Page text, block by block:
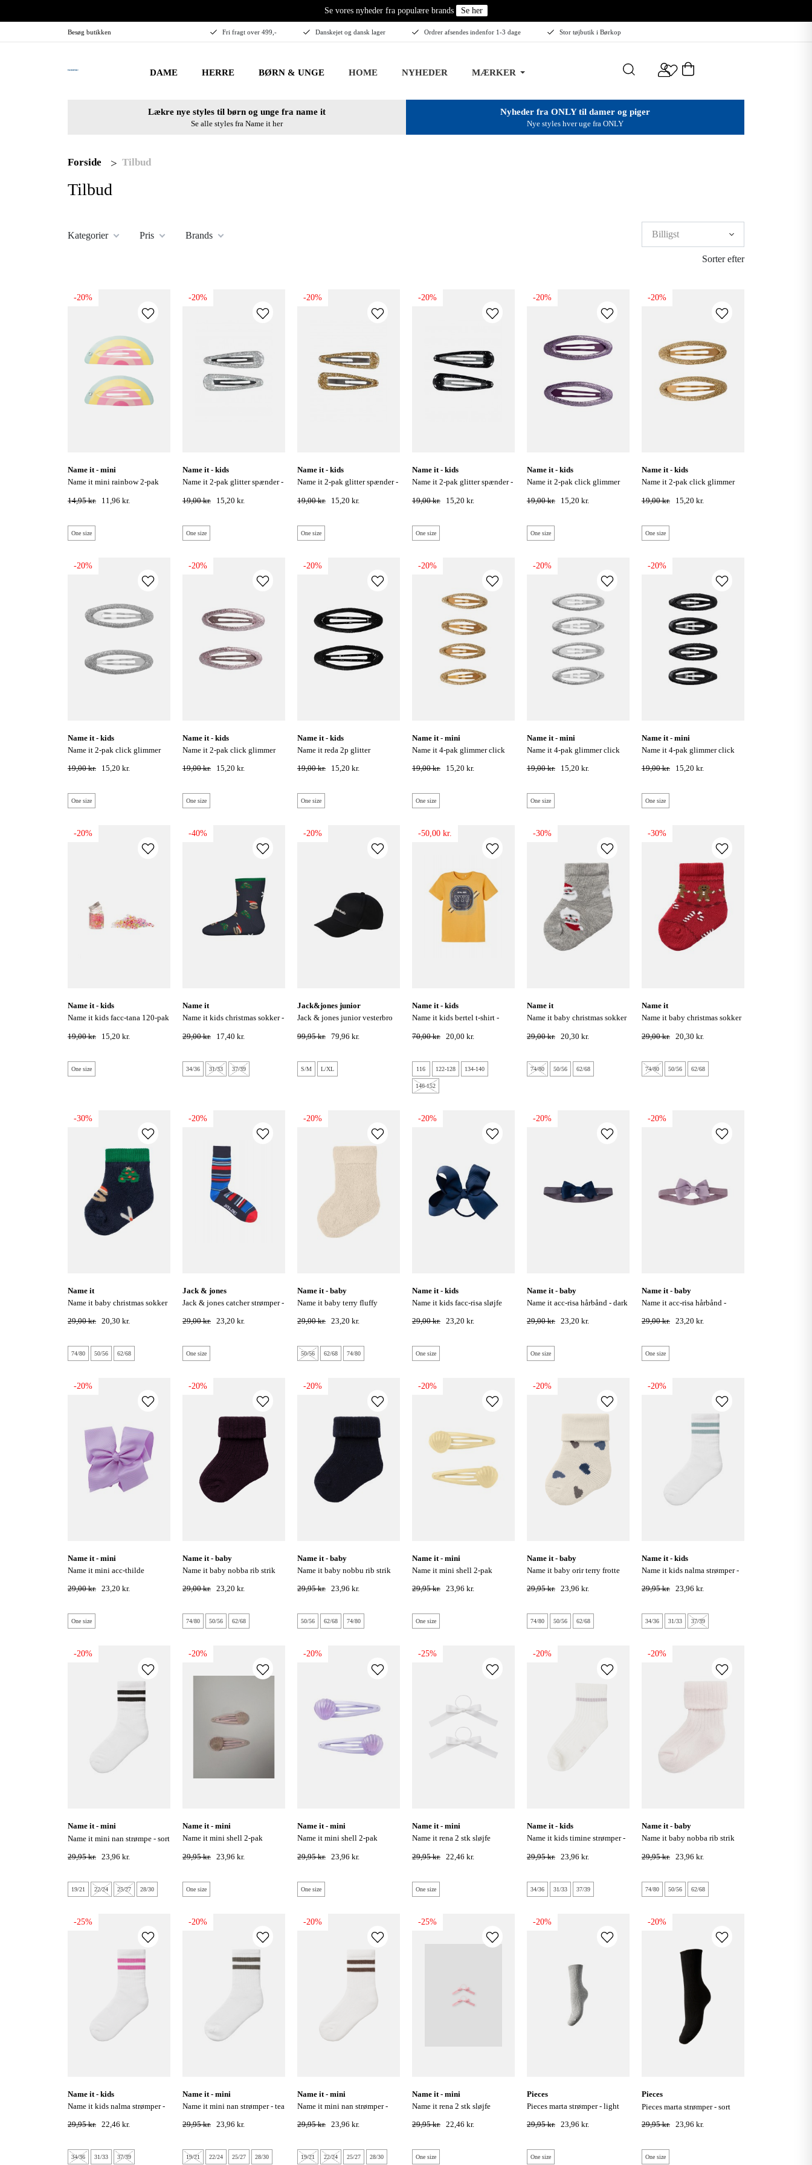
Se vores nyheder fra populære brands Se her
Besøg butikken Fri fragt over 499,- Danskejet og dansk lager Ordrer afsendes indenfor 1-3 dage Stor tøjbutik i Børkop
DAME HERRE BØRN & UNGE HOME NYHEDER MÆRKER
Lækre nye styles til børn og unge fra name it
Se alle styles fra Name it her
Nyheder fra ONLY til damer og piger
Nye styles hver uge fra ONLY
Forside Tilbud
Tilbud
Kategorier Pris Brands
Sorter efter
-20%
name it - mini
name it mini rainbow 2-pak
14,95 kr. 11,96 kr.
One size
-20%
name it - kids
name it 2-pak glitter spænder -
19,00 kr. 15,20 kr.
One size
-20%
name it - kids
name it 2-pak glitter spænder -
19,00 kr. 15,20 kr.
One size
-20%
name it - kids
name it 2-pak glitter spænder -
19,00 kr. 15,20 kr.
One size
-20%
name it - kids
name it 2-pak click glimmer
19,00 kr. 15,20 kr.
One size
-20%
name it - kids
name it 2-pak click glimmer
19,00 kr. 15,20 kr.
One size
-20%
name it - kids
name it 2-pak click glimmer
19,00 kr. 15,20 kr.
One size
-20%
name it - kids
name it 2-pak click glimmer
19,00 kr. 15,20 kr.
One size
-20%
name it - kids
name it reda 2p glitter
19,00 kr. 15,20 kr.
One size
-20%
name it - mini
name it 4-pak glimmer click
19,00 kr. 15,20 kr.
One size
-20%
name it - mini
name it 4-pak glimmer click
19,00 kr. 15,20 kr.
One size
-20%
name it - mini
name it 4-pak glimmer click
19,00 kr. 15,20 kr.
One size
-20%
name it - kids
name it kids facc-tana 120-pak
19,00 kr. 15,20 kr.
One size
-40%
name it
name it kids christmas sokker -
29,00 kr. 17,40 kr.
34/36 31/33 37/39
-20%
jack&jones junior
jack & jones junior vesterbro
99,95 kr. 79,96 kr.
S/M L/XL
-50,00 kr.
name it - kids
name it kids bertel t-shirt -
70,00 kr. 20,00 kr.
116 122-128 134-140
146-152
-30%
name it
name it baby christmas sokker
29,00 kr. 20,30 kr.
74/80 50/56 62/68
-30%
name it
name it baby christmas sokker
29,00 kr. 20,30 kr.
74/80 50/56 62/68
-30%
name it
name it baby christmas sokker
29,00 kr. 20,30 kr.
74/80 50/56 62/68
-20%
jack & jones
jack & jones catcher strømper -
29,00 kr. 23,20 kr.
One size
-20%
name it - baby
name it baby terry fluffy
29,00 kr. 23,20 kr.
50/56 62/68 74/80
-20%
name it - kids
name it kids facc-risa sløjfe
29,00 kr. 23,20 kr.
One size
-20%
name it - baby
name it acc-risa hårbånd - dark
29,00 kr. 23,20 kr.
One size
-20%
name it - baby
name it acc-risa hårbånd -
29,00 kr. 23,20 kr.
One size
-20%
name it - mini
name it mini acc-thilde
29,00 kr. 23,20 kr.
One size
-20%
name it - baby
name it baby nobba rib strik
29,00 kr. 23,20 kr.
74/80 50/56 62/68
-20%
name it - baby
name it baby nobbu rib strik
29,95 kr. 23,96 kr.
50/56 62/68 74/80
-20%
name it - mini
name it mini shell 2-pak
29,95 kr. 23,96 kr.
One size
-20%
name it - baby
name it baby orir terry frotte
29,95 kr. 23,96 kr.
74/80 50/56 62/68
-20%
name it - kids
name it kids nalma strømper -
29,95 kr. 23,96 kr.
34/36 31/33 37/39
-20%
name it - mini
name it mini nan strømpe - sort
29,95 kr. 23,96 kr.
19/21 22/24 25/27 28/30
-20%
name it - mini
name it mini shell 2-pak
29,95 kr. 23,96 kr.
One size
-20%
name it - mini
name it mini shell 2-pak
29,95 kr. 23,96 kr.
One size
-25%
name it - mini
name it rena 2 stk sløjfe
29,95 kr. 22,46 kr.
One size
-20%
name it - kids
name it kids timine strømper -
29,95 kr. 23,96 kr.
34/36 31/33 37/39
-20%
name it - baby
name it baby nobba rib strik
29,95 kr. 23,96 kr.
74/80 50/56 62/68
-25%
name it - kids
name it kids nalma strømper -
29,95 kr. 22,46 kr.
34/36 31/33 37/39
-20%
name it - mini
name it mini nan strømper - tea
29,95 kr. 23,96 kr.
19/21 22/24 25/27 28/30
-20%
name it - mini
name it mini nan strømper -
29,95 kr. 23,96 kr.
19/21 22/24 25/27 28/30
-25%
name it - mini
name it rena 2 stk sløjfe
29,95 kr. 22,46 kr.
One size
-20%
pieces
pieces marta strømper - light
29,95 kr. 23,96 kr.
One size
-20%
pieces
pieces marta strømper - sort
29,95 kr.
23,96 kr.
One size